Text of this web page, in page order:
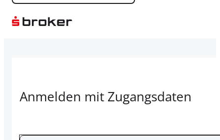
Anmelden mit Zugangsdaten